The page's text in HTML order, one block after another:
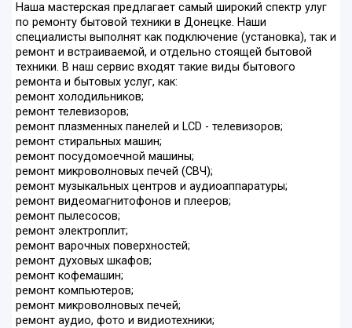
Наша мастерская предлагает самый широкий спектр улуг
по ремонту бытовой техники в Донецке. Наши
специалисты выполнят как подключение (установка), так и
ремонт и встраиваемой, и отдельно стоящей бытовой
техники. В наш сервис входят такие виды бытового
ремонта и бытовых услуг, как:
ремонт холодильников;
ремонт телевизоров;
ремонт плазменных панелей и LCD - телевизоров;
ремонт стиральных машин;
ремонт посудомоечной машины;
ремонт микроволновых печей (СВЧ);
ремонт музыкальных центров и аудиоаппаратуры;
ремонт видеомагнитофонов и плееров;
ремонт пылесосов;
ремонт электроплит;
ремонт варочных поверхностей;
ремонт духовых шкафов;
ремонт кофемашин;
ремонт компьютеров;
ремонт микроволновых печей;
ремонт аудио, фото и видиотехники;